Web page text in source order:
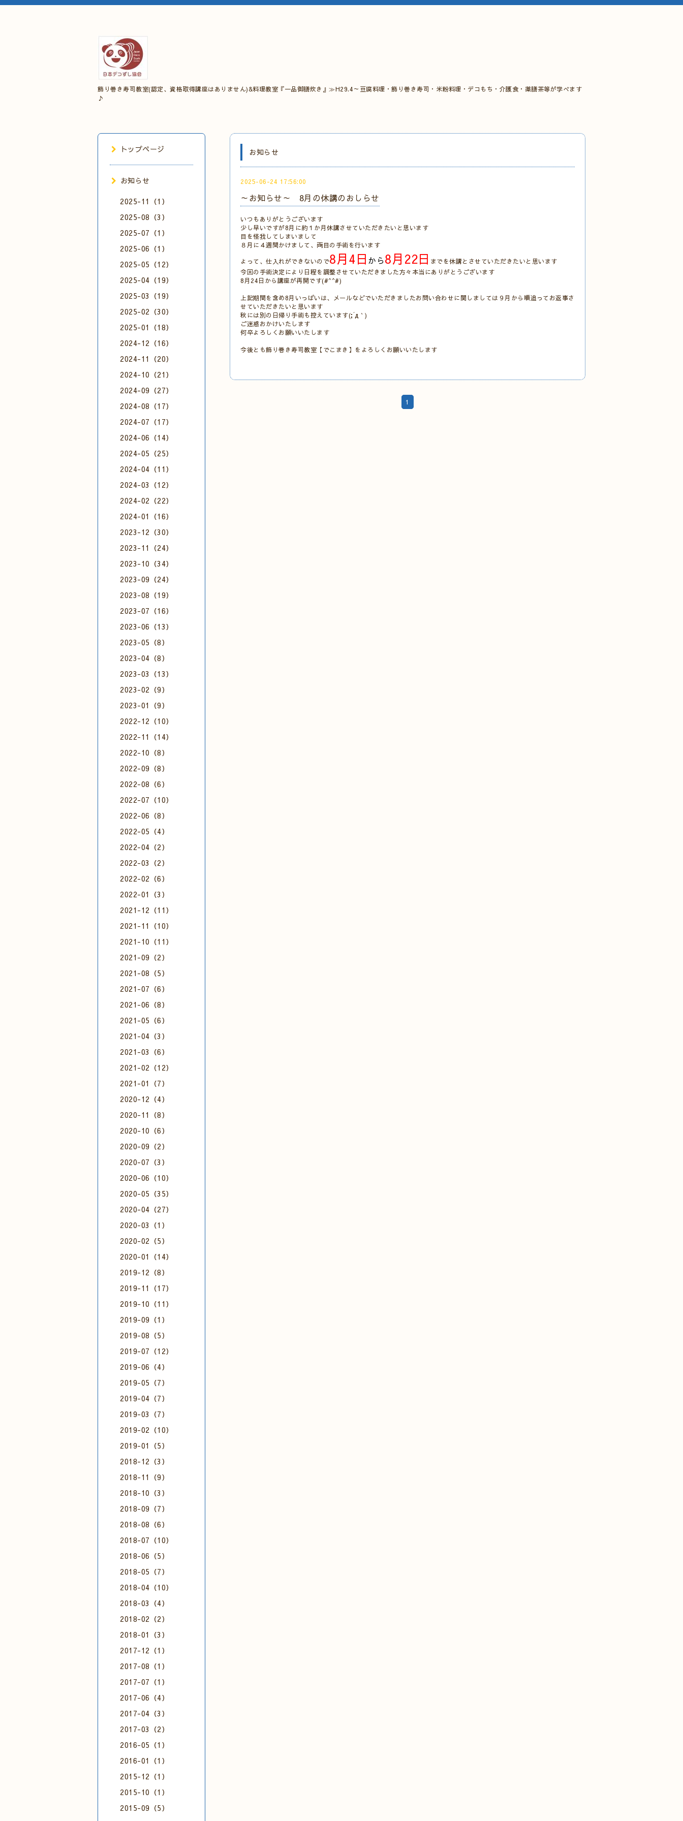
飾り巻き寿司教室(認定、資格取得講座はありません)&料理教室『一品御膳炊き』≫H29.4～豆腐料理・飾り巻き寿司・米粉料理・デコもち・介護食・薬膳茶等が学べます
♪
お知らせ
2025-06-24 17:56:00
～お知らせ～ 8月の休講のおしらせ
いつもありがとうございます
少し早いですが8月に約１か月休講させていただきたいと思います
目を怪我してしまいまして
８月に４週間かけまして、両目の手術を行います
よって、仕入れができないので8月4日 から8月22日 までを休講とさせていただきたいと思います
今回の手術決定により日程を調整させていただきました方々本当にありがとうございます
8月24日から講座が再開です(#^^#)
上記期間を含め8月いっぱいは、メールなどでいただきましたお問い合わせに関しましては９月から順追ってお返事さ
せていただきたいと思います
秋には別の日帰り手術も控えています(;´д｀)
ご迷惑おかけいたします
何卒よろしくお願いいたします
今後とも飾り巻き寿司教室【でこまき】をよろしくお願いいたします
1
トップページ
お知らせ
2025-11（1）
2025-08（3）
2025-07（1）
2025-06（1）
2025-05（12）
2025-04（19）
2025-03（19）
2025-02（30）
2025-01（18）
2024-12（16）
2024-11（20）
2024-10（21）
2024-09（27）
2024-08（17）
2024-07（17）
2024-06（14）
2024-05（25）
2024-04（11）
2024-03（12）
2024-02（22）
2024-01（16）
2023-12（30）
2023-11（24）
2023-10（34）
2023-09（24）
2023-08（19）
2023-07（16）
2023-06（13）
2023-05（8）
2023-04（8）
2023-03（13）
2023-02（9）
2023-01（9）
2022-12（10）
2022-11（14）
2022-10（8）
2022-09（8）
2022-08（6）
2022-07（10）
2022-06（8）
2022-05（4）
2022-04（2）
2022-03（2）
2022-02（6）
2022-01（3）
2021-12（11）
2021-11（10）
2021-10（11）
2021-09（2）
2021-08（5）
2021-07（6）
2021-06（8）
2021-05（6）
2021-04（3）
2021-03（6）
2021-02（12）
2021-01（7）
2020-12（4）
2020-11（8）
2020-10（6）
2020-09（2）
2020-07（3）
2020-06（10）
2020-05（35）
2020-04（27）
2020-03（1）
2020-02（5）
2020-01（14）
2019-12（8）
2019-11（17）
2019-10（11）
2019-09（1）
2019-08（5）
2019-07（12）
2019-06（4）
2019-05（7）
2019-04（7）
2019-03（7）
2019-02（10）
2019-01（5）
2018-12（3）
2018-11（9）
2018-10（3）
2018-09（7）
2018-08（6）
2018-07（10）
2018-06（5）
2018-05（7）
2018-04（10）
2018-03（4）
2018-02（2）
2018-01（3）
2017-12（1）
2017-08（1）
2017-07（1）
2017-06（4）
2017-04（3）
2017-03（2）
2016-05（1）
2016-01（1）
2015-12（1）
2015-10（1）
2015-09（5）